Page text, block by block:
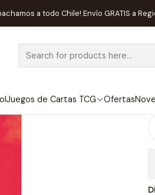
Juegos de Cartas TCG Ofertas
a todo Chile! Envío GRATIS a
Home Juegos de Mesa